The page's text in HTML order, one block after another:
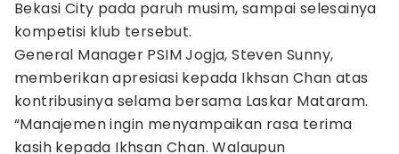
Bekasi City pada paruh musim, sampai selesainya
kompetisi klub tersebut.
General Manager PSIM Jogja, Steven Sunny,
memberikan apresiasi kepada Ikhsan Chan atas
kontribusinya selama bersama Laskar Mataram.
“Manajemen ingin menyampaikan rasa terima
kasih kepada Ikhsan Chan. Walaupun